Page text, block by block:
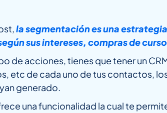
la segmentación es una
sus intereses, compras de
de acciones, tienes que tener un
etc de cada uno de tus contactos,
generado.
una funcionalidad la cual te